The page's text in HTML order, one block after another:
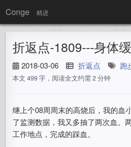
Conge 精进
折返点-1809---身体
2018-03-06 折返点 跑
本文 499 字，阅读全文约需 2 分钟
继上个08周周末的高烧后，我的血
了监测数据，我又多抽了两次血。
工作地点，完成的踩血。